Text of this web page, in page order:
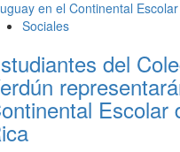
Sociales
del
Escolar